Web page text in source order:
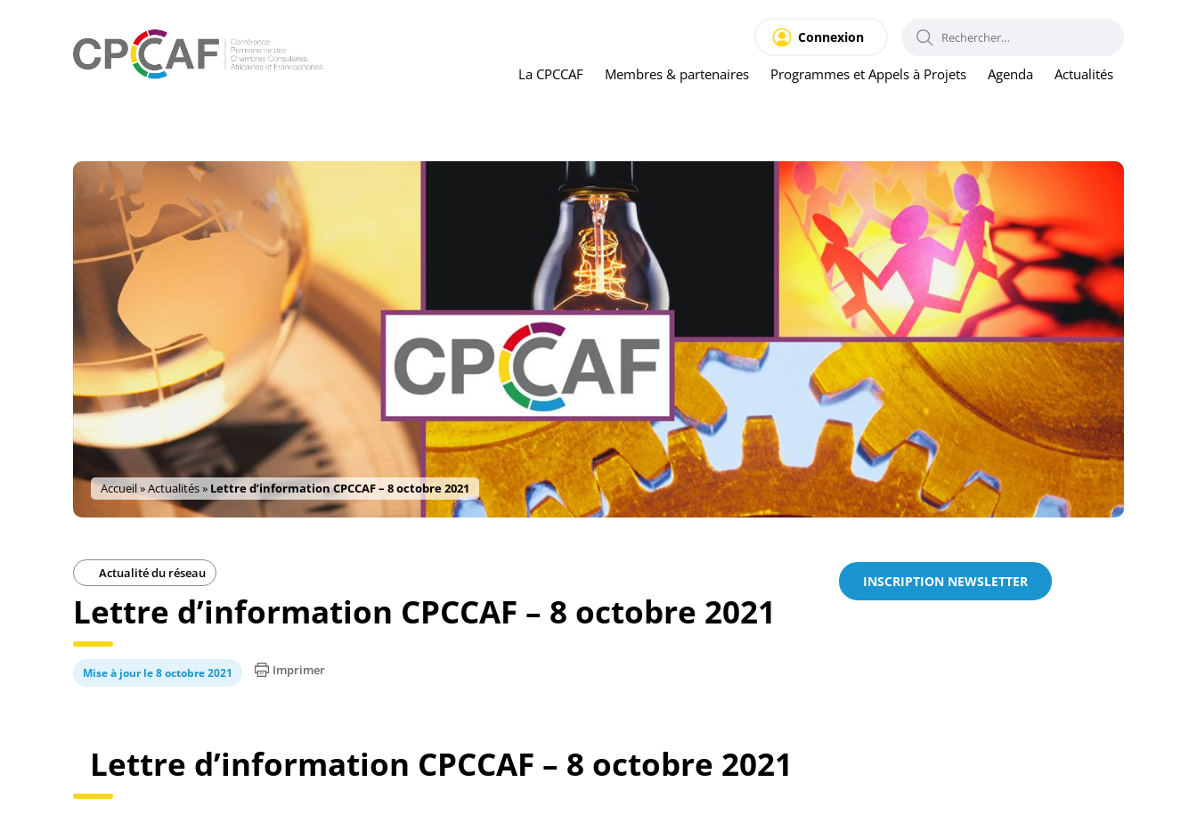
La CPCCAF Membres & partenaires Programmes et Appels à Projets Agenda Actualités
Connexion RECHERCHER :
Accueil»Actualités» Lettre d’information CPCCAF – 8 octobre 2021
Actualité du réseau
Lettre d’information CPCCAF – 8 octobre 2021
Mise à jour le 8 octobre 2021 Imprimer
Lettre d’information CPCCAF – 8 octobre 2021
INSCRIPTION NEWSLETTER